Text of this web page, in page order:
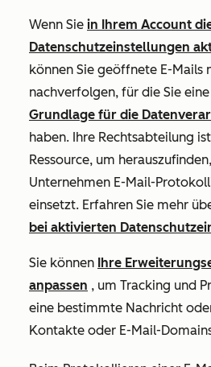
Wenn Sie in Ihrem Account
Datenschutzeinstellungen
können Sie geöffnete E-Mails
nachverfolgen, für die Sie
Grundlage für die
haben. Ihre Rechtsabteilung
Ressource, um
Unternehmen E-Mail-
einsetzt. Erfahren Sie mehr
bei aktivierten
Sie können Ihre
anpassen , um Tracking und
eine bestimmte Nachricht
Kontakte oder E-Mail-